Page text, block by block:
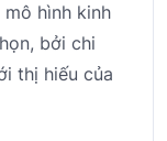
mô hình kinh
bởi chi
thị hiếu của